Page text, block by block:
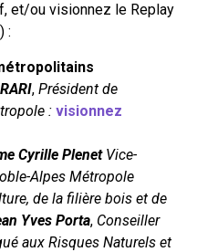
et/ou visionnez le Replay
:
, Président de
: visionnez
Cyrille Plenet Vice-
Alpes Métropole
de la filière bois et de
Yves Porta, Conseiller
aux Risques Naturels et